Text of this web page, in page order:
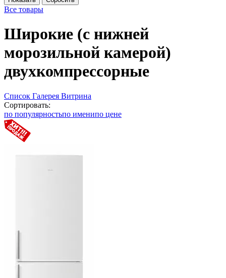
Все товары
Широкие (с нижней
морозильной камерой)
двухкомпрессорные
Список Галерея Витрина
Сортировать:
по популярностьпо именипо цене